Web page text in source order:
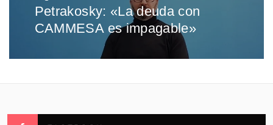
Entrada
siguiente:
Petrakosky: «La deuda con
CAMMESA es impagable»